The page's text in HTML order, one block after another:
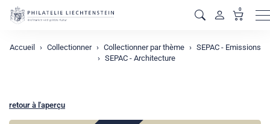
0
Accueil Collectionner Collectionner par thème
SEPAC - Emissions
SEPAC - Architecture
retour à l'aperçu